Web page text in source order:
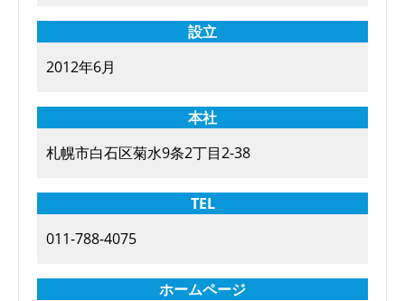
設立
2012年6月
本社
札幌市白石区菊水9条2丁目2-38
TEL
011-788-4075
ホームページ